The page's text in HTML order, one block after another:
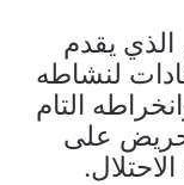
يقدم
لنشاطه
التام
على